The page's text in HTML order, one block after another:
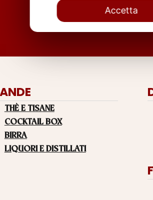
THÈ E TISANE
COCKTAIL BOX
BIRRA
LIQUORI E DISTILLATI
Accetta